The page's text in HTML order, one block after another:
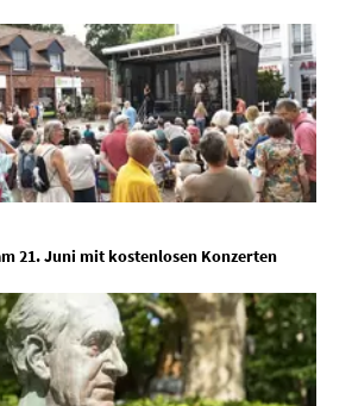
21. Juni mit kostenlosen Konzerten